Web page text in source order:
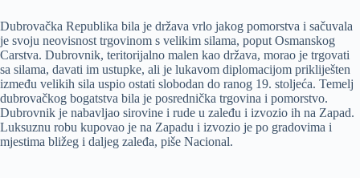
Dubrovačka Republika bila je država vrlo jakog pomorstva i sačuvala
je svoju neovisnost trgovinom s velikim silama, poput Osmanskog
Carstva. Dubrovnik, teritorijalno malen kao država, morao je trgovati
sa silama, davati im ustupke, ali je lukavom diplomacijom prikliješten
između velikih sila uspio ostati slobodan do ranog 19. stoljeća. Temelj
dubrovačkog bogatstva bila je posrednička trgovina i pomorstvo.
Dubrovnik je nabavljao sirovine i rude u zaleđu i izvozio ih na Zapad.
Luksuznu robu kupovao je na Zapadu i izvozio je po gradovima i
mjestima bližeg i daljeg zaleđa, piše Nacional.